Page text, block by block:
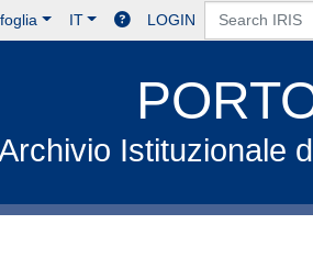
IT LOGIN
Istituzionale